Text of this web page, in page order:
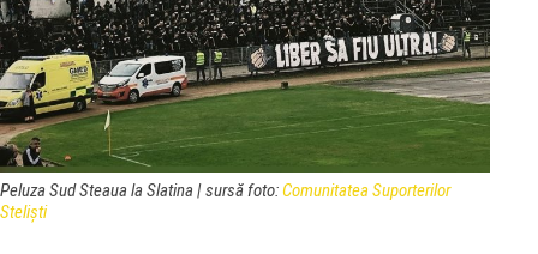
Peluza Sud Steaua la Slatina | sursă foto:Comunitatea Suporterilor
Steliști